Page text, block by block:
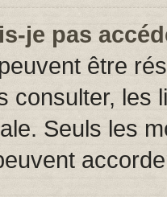
je pas
être
consulter, les
Seuls les